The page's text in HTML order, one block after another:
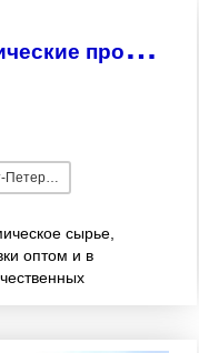
С
ырье, материалы, химические продукты для производства керамики, огнеупоров и литья , металлургии . Доставка.
сырье,
оптом и в